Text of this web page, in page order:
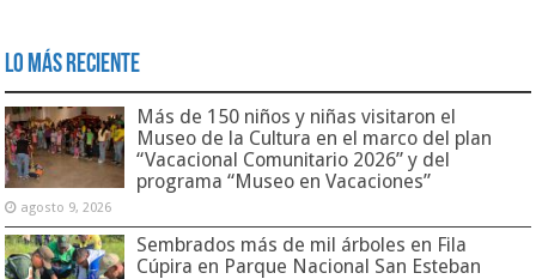
Lo Más Reciente
Más de 150 niños y niñas visitaron el
Museo de la Cultura en el marco del plan
“Vacacional Comunitario 2026” y del
programa “Museo en Vacaciones”
agosto 9, 2026
Sembrados más de mil árboles en Fila
Cúpira en Parque Nacional San Esteban